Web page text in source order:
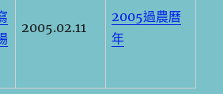
2005.02.11
2005過農曆
年